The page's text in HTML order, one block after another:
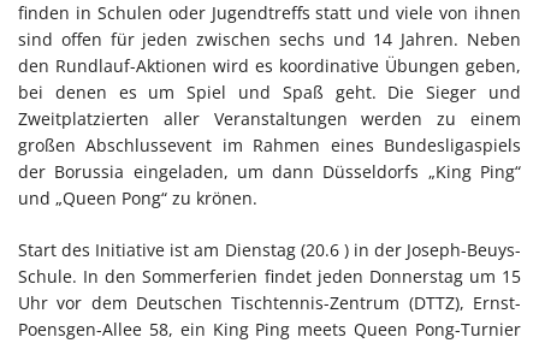
finden in Schulen oder Jugendtreffs statt und viele von ihnen
sind offen für jeden zwischen sechs und 14 Jahren. Neben
den Rundlauf-Aktionen wird es koordinative Übungen geben,
bei denen es um Spiel und Spaß geht. Die Sieger und
Zweitplatzierten aller Veranstaltungen werden zu einem
großen Abschlussevent im Rahmen eines Bundesligaspiels
der Borussia eingeladen, um dann Düsseldorfs „King Ping“
und „Queen Pong“ zu krönen.
Start des Initiative ist am Dienstag (20.6 ) in der Joseph-Beuys-
Schule. In den Sommerferien findet jeden Donnerstag um 15
Uhr vor dem Deutschen Tischtennis-Zentrum (DTTZ), Ernst-
Poensgen-Allee 58, ein King Ping meets Queen Pong-Turnier